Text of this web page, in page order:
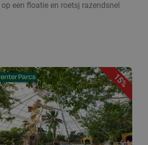
een floatie en roetsj razendsnel
15%